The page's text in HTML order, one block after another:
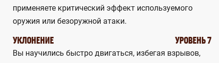
применяете критический эффект используемого
оружия или безоружной атаки.
УКЛОНЕНИЕ УРОВЕНЬ 7
Вы научились быстро двигаться, избегая взрывов,